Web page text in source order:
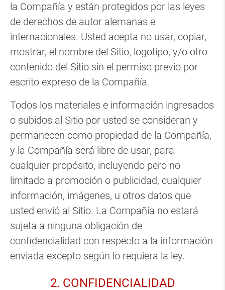
la Compañía y están protegidos por las leyes
de derechos de autor alemanas e
internacionales. Usted acepta no usar, copiar,
mostrar, el nombre del Sitio, logotipo, y/o otro
contenido del Sitio sin el permiso previo por
escrito expreso de la Compañía.
Todos los materiales e información ingresados
o subidos al Sitio por usted se consideran y
permanecen como propiedad de la Compañía,
y la Compañía será libre de usar, para
cualquier propósito, incluyendo pero no
limitado a promoción o publicidad, cualquier
información, imágenes, u otros datos que
usted envió al Sitio. La Compañía no estará
sujeta a ninguna obligación de
confidencialidad con respecto a la información
enviada excepto según lo requiera la ley.
2. CONFIDENCIALIDAD